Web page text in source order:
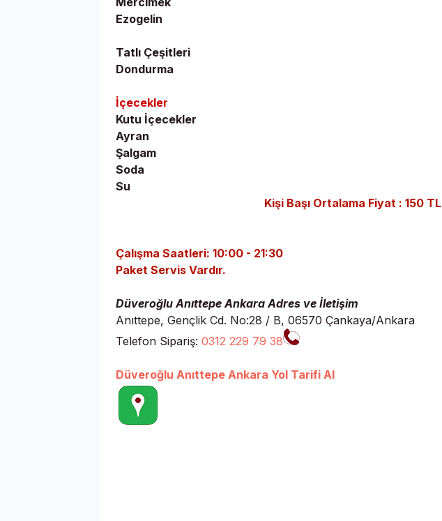
Ezogelin
Tatlı Çeşitleri
Dondurma
İçecekler
Kutu İçecekler
Ayran
Şalgam
Soda
Su
Kişi Başı Ortalama Fiyat : 150 TL
Çalışma Saatleri: 10:00 - 21:30
Paket Servis Vardır.
Düveroğlu Anıttepe Ankara Adres ve İletişim
Anıttepe, Gençlik Cd. No:28 / B, 06570 Çankaya/Ankara
Telefon Sipariş: 0312 229 79 38
Düveroğlu Anıttepe Ankara Yol Tarifi Al